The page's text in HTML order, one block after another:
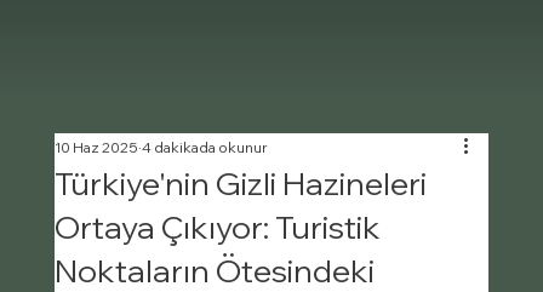
Türkiye'nin Gizli Hazineleri
Ortaya Çıkıyor: Turistik
Noktaların Ötesindeki
10 Haz 2025 4 dakikada okunur